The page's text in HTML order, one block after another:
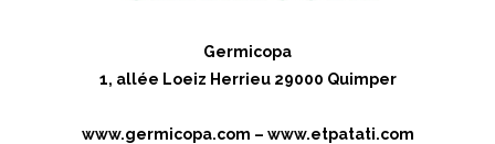
Germicopa
1, allée Loeiz Herrieu 29000 Quimper
www.germicopa.com – www.etpatati.com